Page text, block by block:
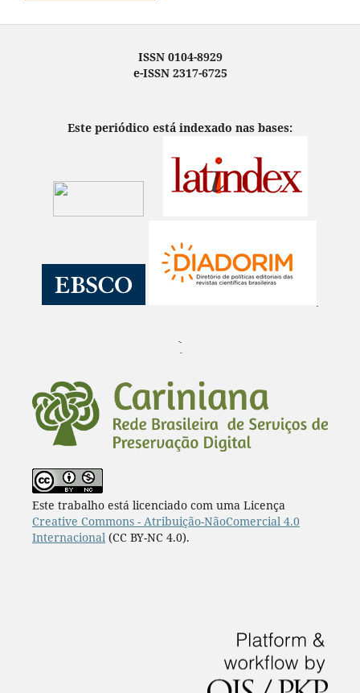
ISSN 0104-8929
e-ISSN 2317-6725
Este periódico está indexado nas bases:
¨
Este trabalho está licenciado com uma Licença
Creative Commons - Atribuição-NãoComercial 4.0
Internacional (CC BY-NC 4.0).